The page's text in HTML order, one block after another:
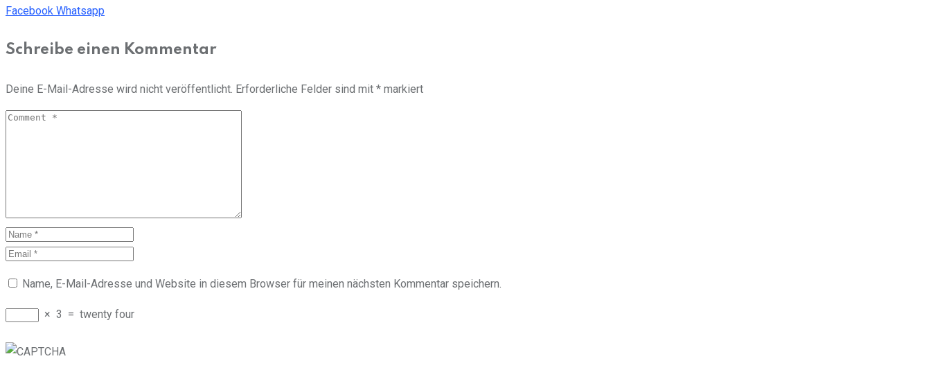
Facebook Whatsapp
Schreibe einen Kommentar
Deine E-Mail-Adresse wird nicht veröffentlicht. Erforderliche Felder sind mit * markiert
Name, E-Mail-Adresse und Website in diesem Browser für meinen nächsten Kommentar speichern.
× 3 = twenty four